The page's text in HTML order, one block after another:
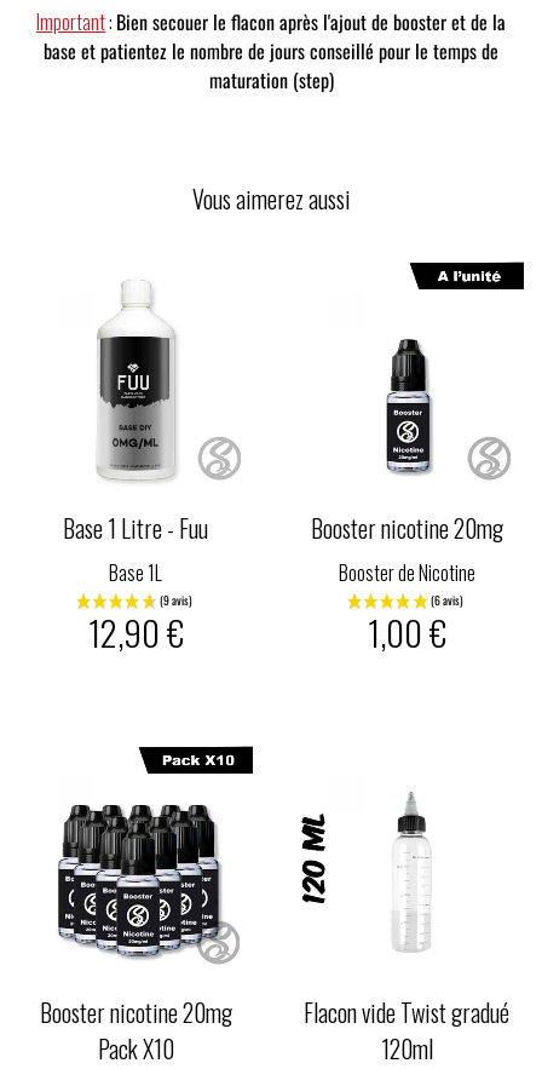
Important: Bien secouer le flacon après l'ajout de booster et de la
base et patientez le nombre de jours conseillé pour le temps de
maturation (step)
Vous aimerez aussi
Base 1 Litre - Fuu
Base 1L
12,90 €
Booster nicotine 20mg
Booster de Nicotine
1,00 €
Booster nicotine 20mg
Pack X10
Flacon vide Twist gradué
120ml